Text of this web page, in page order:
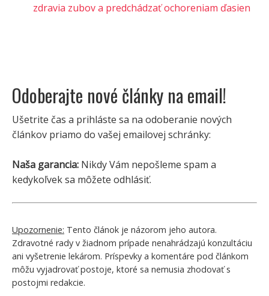
zdravia zubov a predchádzať ochoreniam ďasien
Odoberajte nové články na email!
Ušetrite čas a prihláste sa na odoberanie nových
článkov priamo do vašej emailovej schránky:
Naša garancia: Nikdy Vám nepošleme spam a
kedykoľvek sa môžete odhlásiť.
Upozornenie: Tento článok je názorom jeho autora.
Zdravotné rady v žiadnom prípade nenahrádzajú konzultáciu
ani vyšetrenie lekárom. Príspevky a komentáre pod článkom
môžu vyjadrovať postoje, ktoré sa nemusia zhodovať s
postojmi redakcie.